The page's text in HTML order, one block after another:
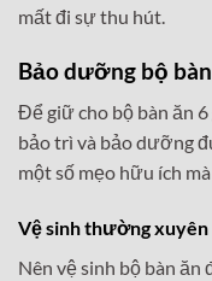
mất đi sự thu hút.
Bảo dưỡng bộ
Để giữ cho bộ bàn ăn
bảo trì và bảo dưỡng
một số mẹo hữu ích
Vệ sinh thường xuyên
Nên vệ sinh bộ bàn ăn